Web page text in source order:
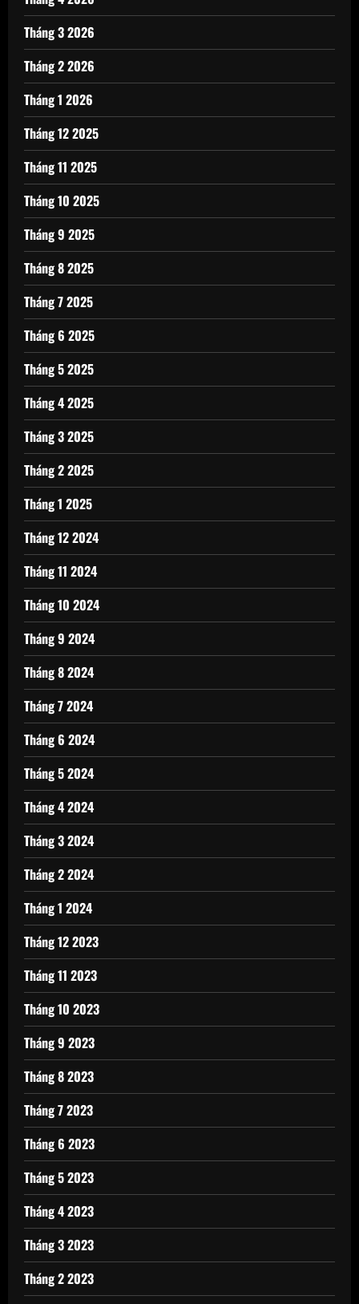
Tháng 3 2026
Tháng 2 2026
Tháng 1 2026
Tháng 12 2025
Tháng 11 2025
Tháng 10 2025
Tháng 9 2025
Tháng 8 2025
Tháng 7 2025
Tháng 6 2025
Tháng 5 2025
Tháng 4 2025
Tháng 3 2025
Tháng 2 2025
Tháng 1 2025
Tháng 12 2024
Tháng 11 2024
Tháng 10 2024
Tháng 9 2024
Tháng 8 2024
Tháng 7 2024
Tháng 6 2024
Tháng 5 2024
Tháng 4 2024
Tháng 3 2024
Tháng 2 2024
Tháng 1 2024
Tháng 12 2023
Tháng 11 2023
Tháng 10 2023
Tháng 9 2023
Tháng 8 2023
Tháng 7 2023
Tháng 6 2023
Tháng 5 2023
Tháng 4 2023
Tháng 3 2023
Tháng 2 2023